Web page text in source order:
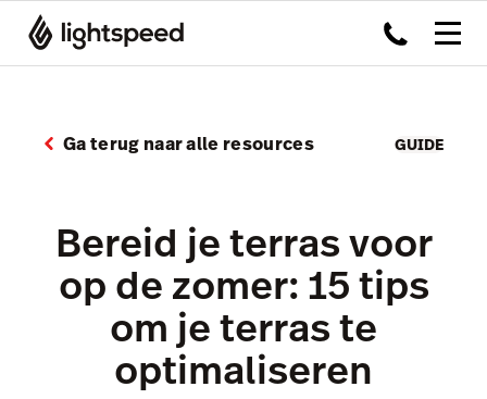
Ga terug naar alle resources GUIDE
Bereid je terras voor
op de zomer: 15 tips
om je terras te
optimaliseren